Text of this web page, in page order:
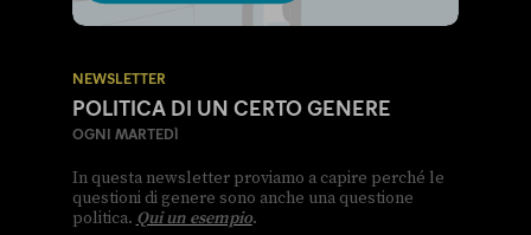
NEWSLETTER
POLITICA DI UN CERTO GENERE
OGNI MARTEDÌ
In questa newsletter proviamo a capire perché le
questioni di genere sono anche una questione
politica. Qui un esempio.